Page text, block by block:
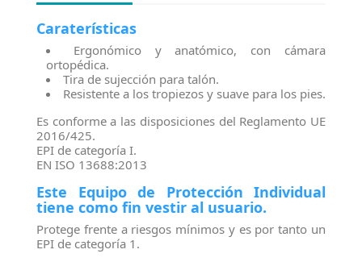
Caraterísticas
Ergonómico y anatómico, con cámara
ortopédica.
Tira de sujección para talón.
Resistente a los tropiezos y suave para los pies.
Es conforme a las disposiciones del Reglamento UE
2016/425.
EPI de categoría I.
EN ISO 13688:2013
Este Equipo de Protección Individual
tiene como fin vestir al usuario.
Protege frente a riesgos mínimos y es por tanto un
EPI de categoría 1.